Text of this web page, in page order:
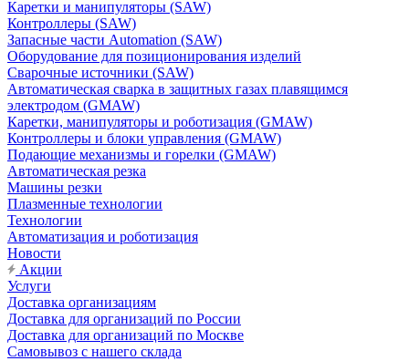
Каретки и манипуляторы (SAW)
Контроллеры (SAW)
Запасные части Automation (SAW)
Оборудование для позиционирования изделий
Сварочные источники (SAW)
Автоматическая сварка в защитных газах плавящимся
электродом (GMAW)
Каретки, манипуляторы и роботизация (GMAW)
Контроллеры и блоки управления (GMAW)
Подающие механизмы и горелки (GMAW)
Автоматическая резка
Машины резки
Плазменные технологии
Технологии
Автоматизация и роботизация
Новости
Акции
Услуги
Доставка организациям
Доставка для организаций по России
Доставка для организаций по Москве
Самовывоз с нашего склада